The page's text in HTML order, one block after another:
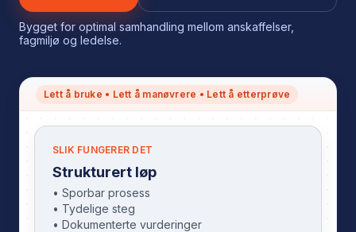
Bygget for optimal samhandling mellom anskaffelser,
fagmiljø og ledelse.
Lett å bruke • Lett å manøvrere • Lett å etterprøve
SLIK FUNGERER DET
Strukturert løp
• Sporbar prosess
• Tydelige steg
• Dokumenterte vurderinger